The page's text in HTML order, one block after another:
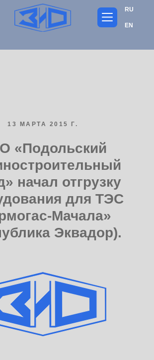
RU
EN
13 МАРТА 2015 Г.
«Подольский
начал отгрузку
для ТЭС
Мачала»
Эквадор).